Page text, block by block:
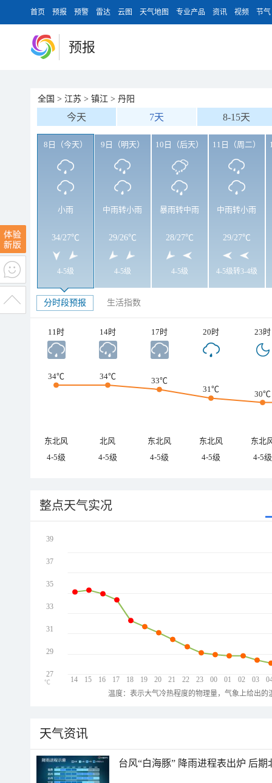
首页 预报 预警 雷达 云图 天气地图 专业产品 资讯 视频 节气
预报
全国 > 江苏 > 镇江 > 丹阳
今天 7天 8-15天
8日（今天）
小雨
34/27℃
4-5级
9日（明天）
中雨转小雨
29/26℃
4-5级
10日（后天）
暴雨转中雨
28/27℃
4-5级
11日（周二）
中雨转小雨
29/27℃
4-5级转3-4级
分时段预报 生活指数
11时 14时 17时 20时 23时
34℃ 34℃
33℃
31℃
30℃
东北风 北风 东北风 东北风
东北
4-5级
4-5级 4-5级 4-5级 4-5级
整点天气实况
14 15 16 17 18 19 20 21 22 23 00 01 02 03
39
37
35
33
31
29
27
℃
温度：表示大气冷热程度的物理量，气象上给出
天气资讯
台风“白海豚” 降雨进程表出炉 后